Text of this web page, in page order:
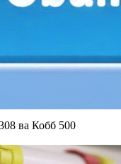
ва Кобб 500